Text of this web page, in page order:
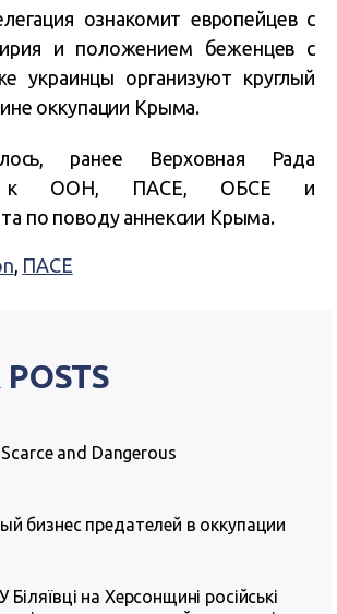
ознакомит европейцев с
и положением беженцев с
украинцы организуют круглый
оккупации Крыма.
ранее Верховная Рада
к ООН, ПАСЕ, ОБСЕ и
по поводу аннексии Крыма.
, ПАСЕ
and Dangerous
бизнес предателей в оккупации
на Херсонщині російські